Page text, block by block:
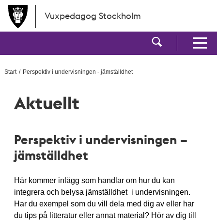
Hoppa till huvudinnehållet
Vuxpedagog Stockholm
Visa
Visa
Start Perspektiv i undervisningen - jämställdhet
Aktuellt
Perspektiv i undervisningen –
jämställdhet
Här kommer inlägg som handlar om hur du kan
integrera och belysa jämställdhet i undervisningen.
Har du exempel som du vill dela med dig av eller har
du tips på litteratur eller annat material? Hör av dig till